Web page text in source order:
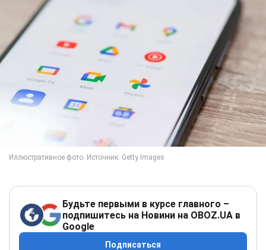
Будьте первыми в курсе главного –
подпишитесь на Новини на OBOZ.UA в
Google
Подписаться